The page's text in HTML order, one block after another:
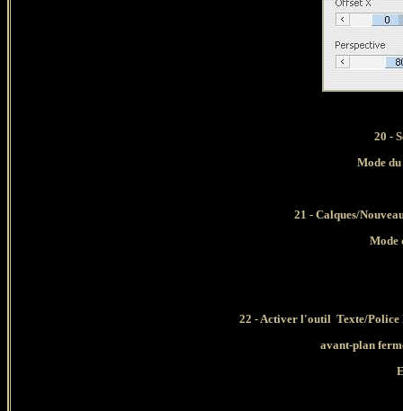
20 -
Mode
21 - Calques/
Mode
22 - Activer l'outil Texte/Police
avant-plan